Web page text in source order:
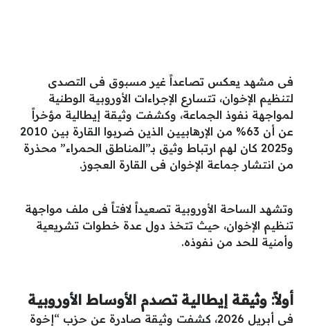
فى مشهد يعكس تصاعداً غير مسبوق فى التصدى
لتنظيم الإخوان، تتسارع الإجراءات الأوروبية الوطنية
لمواجهة نفوذ الجماعة، وكشفت وثيقة إيطالية مؤخراً
عن أن 63% من الإرهابيين الذين ضربوا القارة بين 2010
و2025 كان لهم ارتباط وثيق بـ”المناطق الحمراء” محذرة
من انتشار جماعة الإخوان فى القارة العجوز.
وتشهد الساحة الأوروبية تصعيداً لافتاً فى ملف مواجهة
تنظيم الإخوان، حيث تتخذ دول عدة خطوات تشريعية
وأمنية للحد من نفوذه.
أولاً: وثيقة إيطالية تصدم الأوساط الأوروبية
فى أبريل 2026، كشفت وثيقة صادرة عن حزب “إخوة